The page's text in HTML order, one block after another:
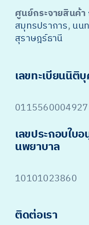
ศูนย์กระจายสินค้า
สมุทรปราการ, นน
สุราษฎร์ธานี
เลขทะเบียนนิติ
0115560004927
เลขประกอบใบ
นพยาบาล
10101023860
ติดต่อเรา